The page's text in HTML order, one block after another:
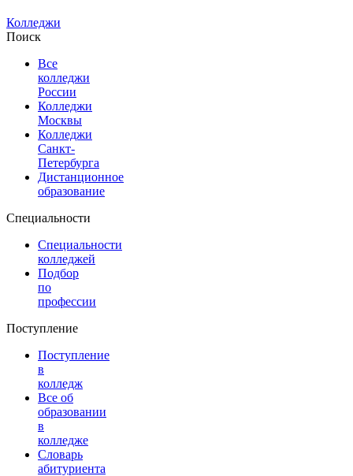
Колледжи
Поиск
Все
колледжи
России
Колледжи
Москвы
Колледжи
Санкт-
Петербурга
Дистанционное
образование
Специальности
Специальности
колледжей
Подбор
по
профессии
Поступление
Поступление
в
колледж
Все об
образовании
в
колледже
Словарь
абитуриента